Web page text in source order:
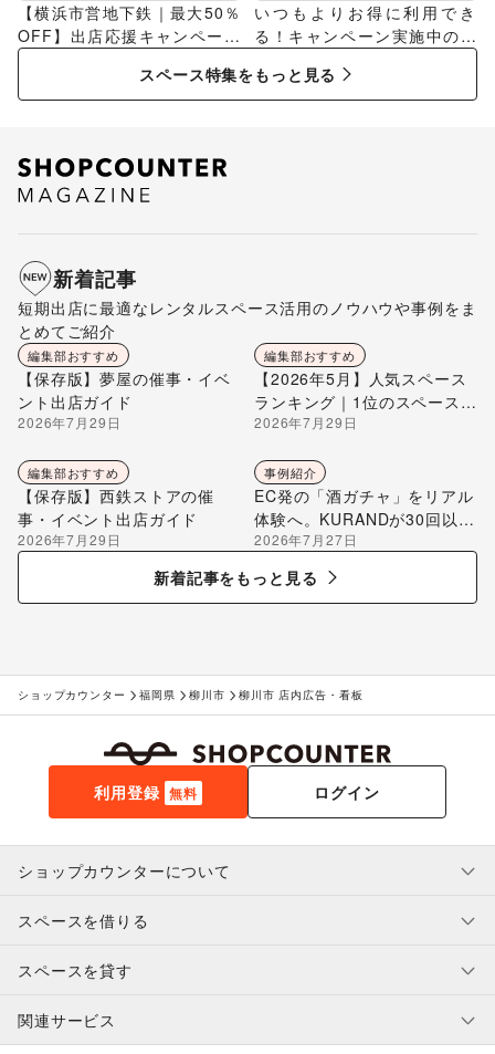
【横浜市営地下鉄｜最大50％
OFF】出店応援キャンペーン
特集
いつもよりお得に利用でき
る！キャンペーン実施中のス
スペース特集をもっと見る
新着記事
短期出店に最適なレンタルスペース活用のノウハウや事例をま
とめてご紹介
編集部おすすめ
【保存版】夢屋の催事・イベ
ント出店ガイド
2026年7月29日
編集部おすすめ
【2026年5月】人気スペース
ランキング｜1位のスペースを
編集部が解説
2026年7月29日
編集部おすすめ
【保存版】西鉄ストアの催
事・イベント出店ガイド
2026年7月29日
事例紹介
EC発の「酒ガチャ」をリアル
体験へ。KURANDが30回以上
のポップアップ出店で届け
る“新しいお酒との出会い”
2026年7月27日
新着記事をもっと見る
ショップカウンター 福岡県 柳川市 柳川市 店内広告・看板
利用登録 無料 ログイン
ショップカウンターについて
利用規約・ガイドライン
特定商取引法に基づく表示
補償プログラム
スペースを借りる
スペースを借りたい人へ
ユーザー利用規約
提携パートナー
スペースを貸す
スペースを貸したい方へ
関連サービス